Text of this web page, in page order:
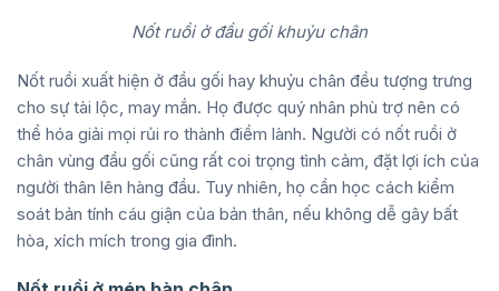
Nốt ruồi ở đầu gối khuỷu chân
Nốt ruồi xuất hiện ở đầu gối hay khuỷu chân đều tượng trưng
cho sự tài lộc, may mắn. Họ được quý nhân phù trợ nên có
thể hóa giải mọi rủi ro thành điềm lành. Người có nốt ruồi ở
chân vùng đầu gối cũng rất coi trọng tình cảm, đặt lợi ích của
người thân lên hàng đầu. Tuy nhiên, họ cần học cách kiểm
soát bản tính cáu giận của bản thân, nếu không dễ gây bất
hòa, xích mích trong gia đình.